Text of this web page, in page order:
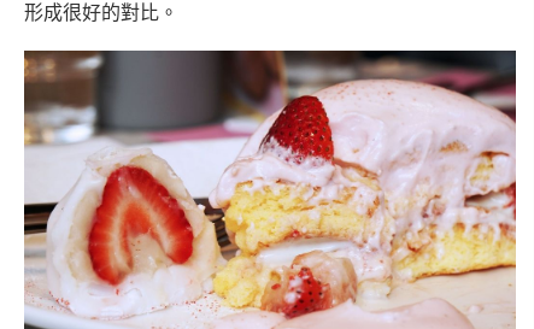
形成很好的對比。